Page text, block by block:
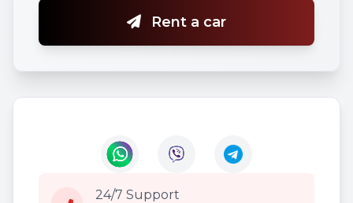
Rent a car
24/7 Support